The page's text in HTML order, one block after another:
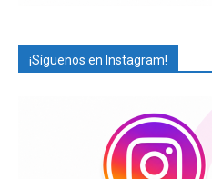
¡Síguenos en Instagram!